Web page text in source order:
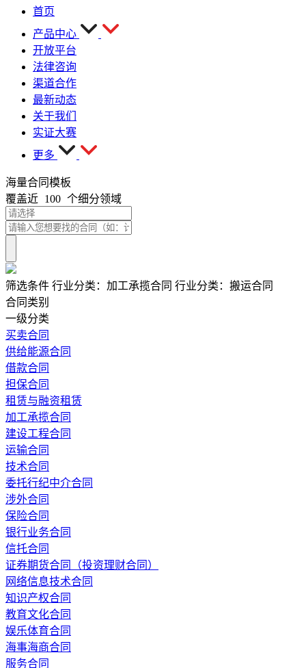
首页
产品中心
开放平台
法律咨询
渠道合作
最新动态
关于我们
实证大赛
更多
海量合同模板
覆盖近 100 个细分领域
筛选条件 行业分类： 加工承揽合同 行业分类： 搬运合同
合同类别
一级分类
买卖合同
供给能源合同
借款合同
担保合同
租赁与融资租赁
加工承揽合同
建设工程合同
运输合同
技术合同
委托行纪中介合同
涉外合同
保险合同
银行业务合同
信托合同
证券期货合同（投资理财合同）
网络信息技术合同
知识产权合同
教育文化合同
娱乐体育合同
海事海商合同
服务合同